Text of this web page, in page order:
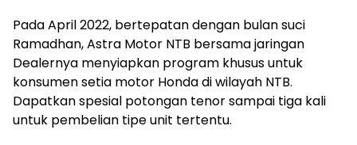
Pada April 2022, bertepatan dengan bulan suci
Ramadhan, Astra Motor NTB bersama jaringan
Dealernya menyiapkan program khusus untuk
konsumen setia motor Honda di wilayah NTB.
Dapatkan spesial potongan tenor sampai tiga kali
untuk pembelian tipe unit tertentu.